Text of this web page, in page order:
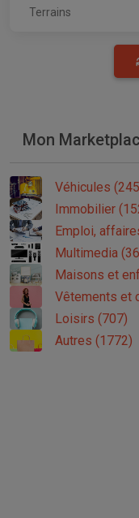
Terrains
Mon
Véhicules
Immobilier
Emploi,
Multimedia
Maisons et
Vêtements et
Loisirs (707)
Autres (1772)